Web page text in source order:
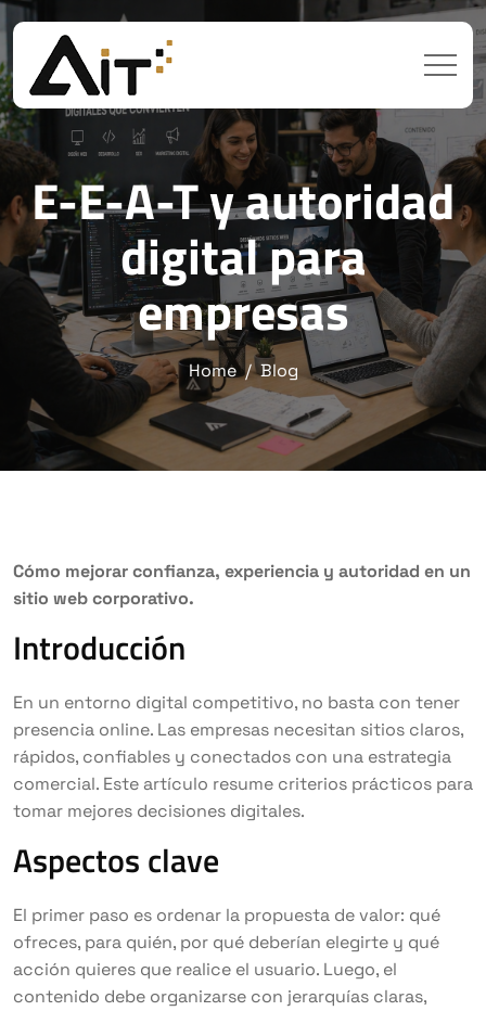
E-E-A-T y autoridad
digital para
empresas
Home Blog
Cómo mejorar confianza, experiencia y autoridad en un
sitio web corporativo.
Introducción
En un entorno digital competitivo, no basta con tener
presencia online. Las empresas necesitan sitios claros,
rápidos, confiables y conectados con una estrategia
comercial. Este artículo resume criterios prácticos para
tomar mejores decisiones digitales.
Aspectos clave
El primer paso es ordenar la propuesta de valor: qué
ofreces, para quién, por qué deberían elegirte y qué
acción quieres que realice el usuario. Luego, el
contenido debe organizarse con jerarquías claras,